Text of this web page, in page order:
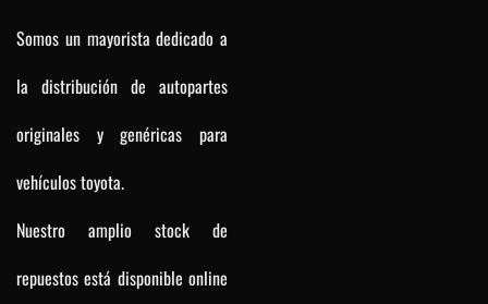
Somos un mayorista dedicado a
la distribución de autopartes
originales y genéricas para
vehículos toyota.
Nuestro amplio stock de
repuestos está disponible online